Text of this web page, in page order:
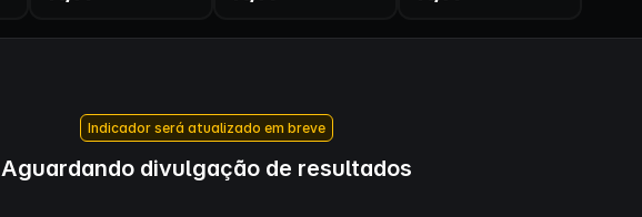
Indicador será atualizado em breve
Aguardando divulgação de resultados